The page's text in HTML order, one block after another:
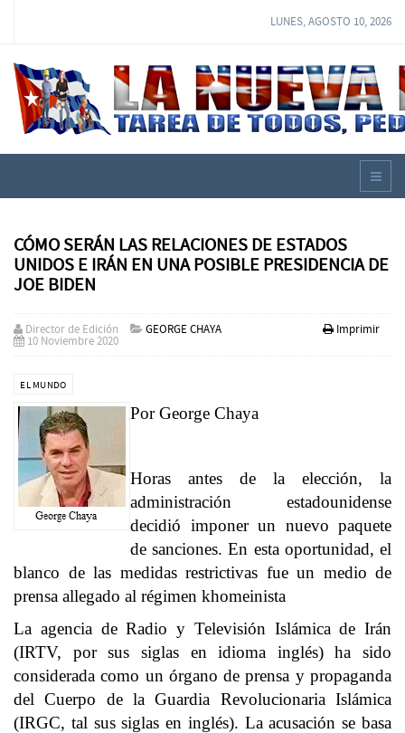
LUNES, AGOSTO 10, 2026
CÓMO SERÁN LAS RELACIONES DE ESTADOS
UNIDOS E IRÁN EN UNA POSIBLE PRESIDENCIA DE
JOE BIDEN
Imprimir
Director de Edición GEORGE CHAYA
10 Noviembre 2020
EL MUNDO
Por George Chaya
Horas antes de la elección, la
administración estadounidense
decidió imponer un nuevo paquete
de sanciones. En esta oportunidad, el
blanco de las medidas restrictivas fue un medio de
prensa allegado al régimen khomeinista
La agencia de Radio y Televisión Islámica de Irán
(IRTV, por sus siglas en idioma inglés) ha sido
considerada como un órgano de prensa y propaganda
del Cuerpo de la Guardia Revolucionaria Islámica
(IRGC, tal sus siglas en inglés). La acusación se basa